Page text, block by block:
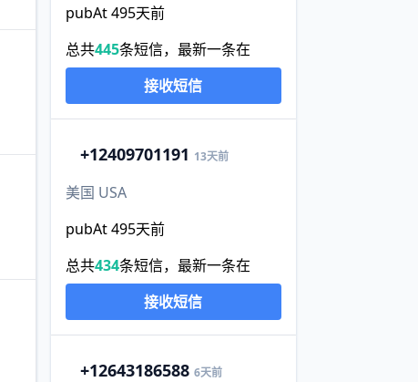
pubAt 495天前
总共445条短信，最新一条在
接收短信
+12409701191 13天前
美国 USA
pubAt 495天前
总共434条短信，最新一条在
接收短信
+12643186588 6天前